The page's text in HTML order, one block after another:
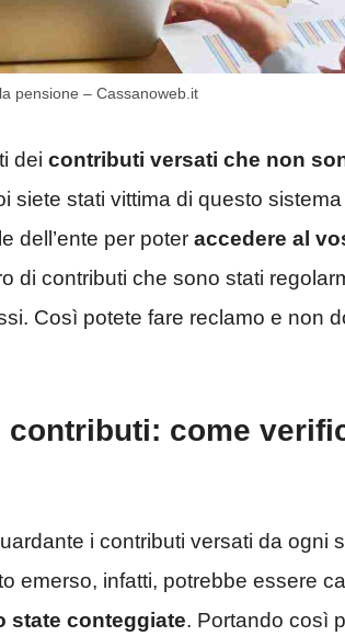
pensione – Cassanoweb.it
dei contributi versati che non
siete stati vittima di questo
dell’ente per poter accedere al
di contributi che sono stati
Così potete fare reclamo e non
contributi: come
i contributi versati da ogni
emerso, infatti, potrebbe essere
state conteggiate. Portando così